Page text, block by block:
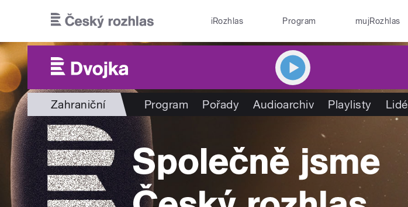
iRozhlas Program mujRozhlas
Zahraniční Program Pořady Audioarchiv Playlisty Lidé